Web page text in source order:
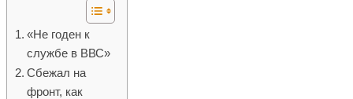
«Не годен к
службе в ВВС»
Сбежал на
фронт, как